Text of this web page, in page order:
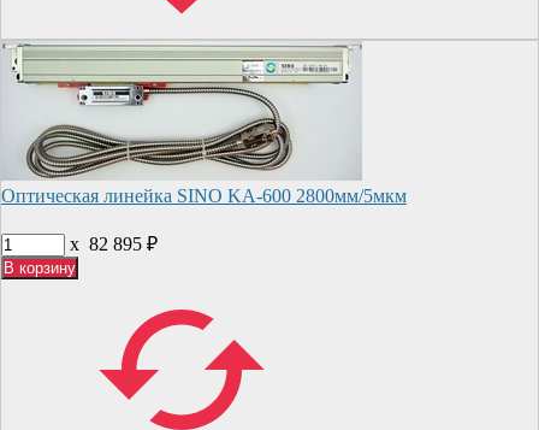
Оптическая линейка SINO KA-600 2800мм/5мкм
x 82 895 ₽